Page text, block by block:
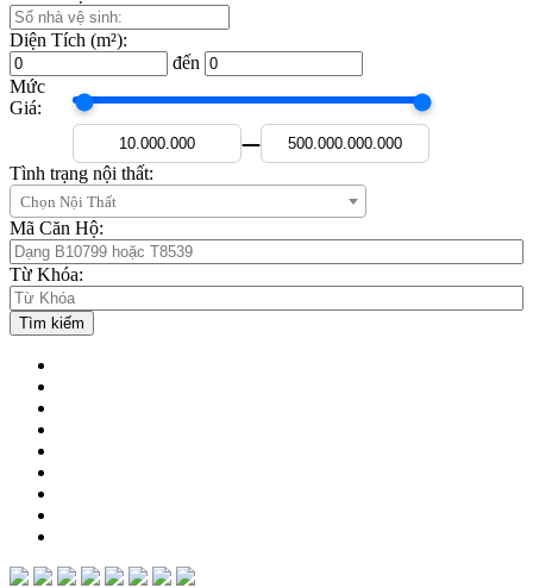
Diện Tích (m²):
đến
Mức
Giá:
—
Tình trạng nội thất:
Chọn Nội Thất
Mã Căn Hộ:
Từ Khóa: